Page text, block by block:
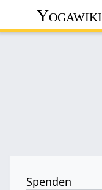
Yogawiki
Spenden